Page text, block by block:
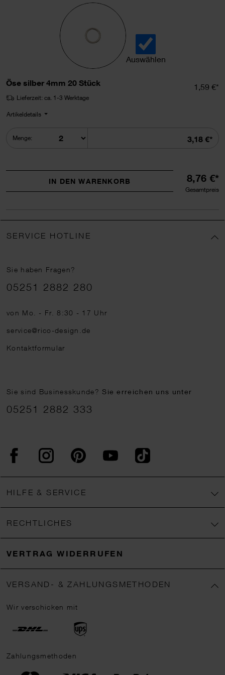
Auswählen
Öse silber 4mm 20 Stück
1,59 €*
Summe
3,18 €*
Lieferzeit: ca. 1-3 Werktage
Artikeldetails
Menge:
IN DEN WARENKORB 8,76 €*
Gesamtpreis
SERVICE HOTLINE
Sie haben Fragen?
Telefonnummer
05251 2882 280
von Mo. - Fr. 8:30 - 17 Uhr
service@rico-design.de
Kontaktformular
Sie sind Businesskunde?Sie erreichen uns unter
05251 2882 333
FacebookInstagram PinterestYouTubeTikTok
HILFE & SERVICE
RECHTLICHES
VERTRAG WIDERRUFEN
VERSAND- & ZAHLUNGSMETHODEN
Wir verschicken mit
Zahlungsmethoden